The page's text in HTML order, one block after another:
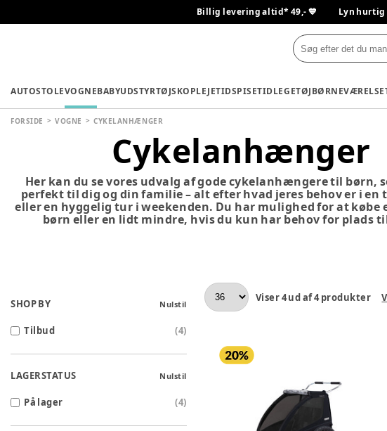
Billig levering altid* 49,- 💙 Lyn hurtig
AUTOSTOLEVOGNEBABYUDSTYRTØJSKOPLEJETIDSPISETIDLEGETØJ
FORSIDE VOGNE CYKELANHÆNGER
Cykelanhænger
Her kan du se vores udvalg af gode cykelanhængere til børn,
perfekt til dig og din familie – alt efter hvad jeres behov er i en
eller en hyggelig tur i weekenden. Du har mulighed for at
børn eller en lidt mindre, hvis du kun har behov for plads
SHOP BY Nulstil
Tilbud (4)
LAGERSTATUS Nulstil
På lager (4)
Viser4ud af4produkter